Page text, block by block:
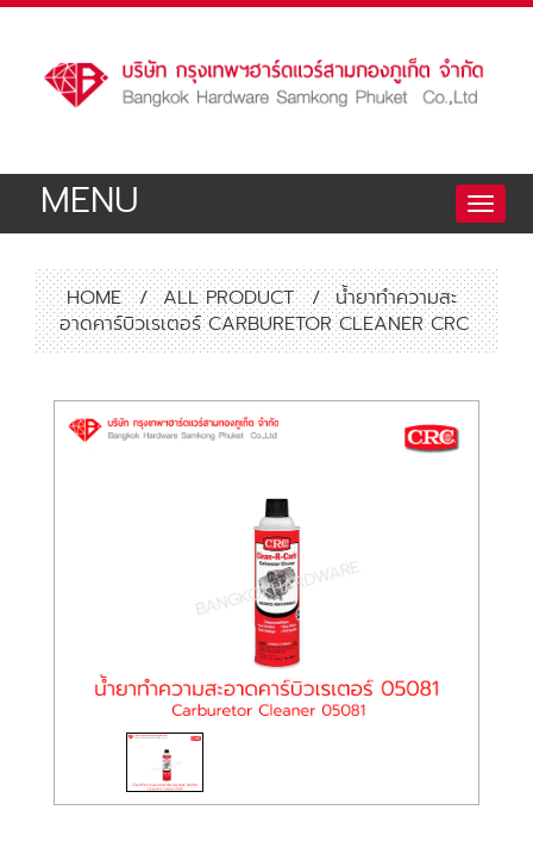
Toggle
MENU
HOME / ALL PRODUCT / น้ำยาทำความสะ
อาดคาร์บิวเรเตอร์ CARBURETOR CLEANER CRC